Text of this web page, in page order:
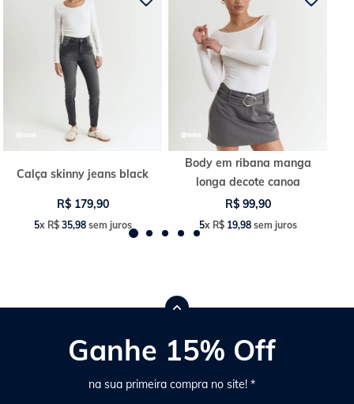
Calça skinny jeans black
R$ 179,90
5x R$ 35,98sem juros
Body em ribana manga
longa decote canoa
R$ 99,90
5x R$ 19,98sem juros
Ganhe 15% Off
na sua primeira compra no site! *